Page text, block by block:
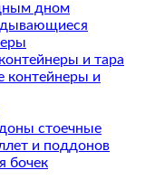
дном
и тара
контейнеры и
стоечные
и поддонов
бочек